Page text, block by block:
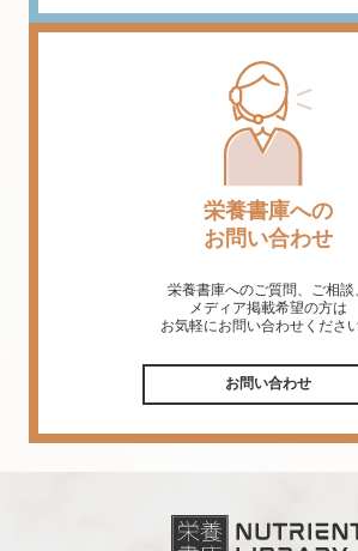
栄養書庫への
お問い合わせ
栄養書庫へのご質問、ご相談
メディア掲載希望の方は
お気軽にお問い合わせください
お問い合わせ